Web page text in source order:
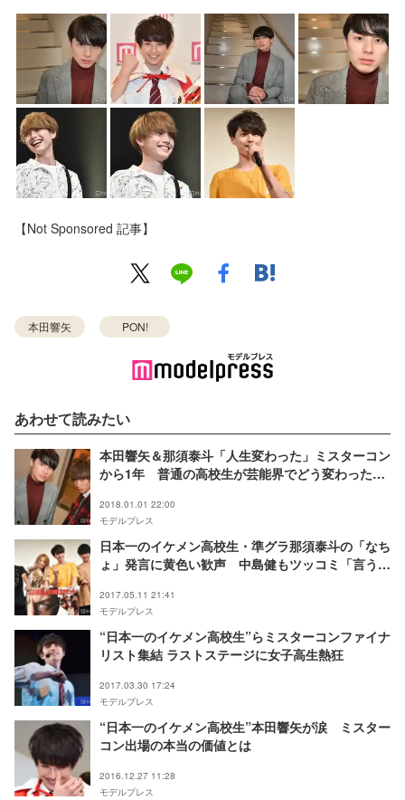
【Not Sponsored 記事】
本田響矢 PON!
あわせて読みたい
本田響矢＆那須泰斗「人生変わった」ミスターコン
から1年 普通の高校生が芸能界でどう変わった？
を語る
2018.01.01 22:00
モデルプレス
日本一のイケメン高校生・準グラ那須泰斗の「なち
ょ」発言に黄色い歓声 中島健もツッコミ「言うん
2017.05.11 21:41
モデルプレス
“日本一のイケメン高校生”らミスターコンファイナ
リスト集結 ラストステージに女子高生熱狂
2017.03.30 17:24
モデルプレス
“日本一のイケメン高校生”本田響矢が涙 ミスター
コン出場の本当の価値とは
2016.12.27 11:28
モデルプレス